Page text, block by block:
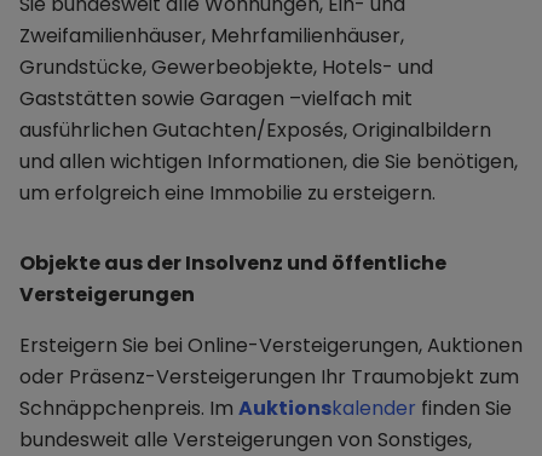
Zweifamilienhäuser, Mehrfamilienhäuser,
Grundstücke, Gewerbeobjekte, Hotels- und
Gaststätten sowie Garagen –vielfach mit
ausführlichen Gutachten/Exposés, Originalbildern
und allen wichtigen Informationen, die Sie benötigen,
um erfolgreich eine Immobilie zu ersteigern.
Objekte aus der Insolvenz und öffentliche
Versteigerungen
Ersteigern Sie bei Online-Versteigerungen, Auktionen
oder Präsenz-Versteigerungen Ihr Traumobjekt zum
Schnäppchenpreis. Im Auktionskalender finden Sie
bundesweit alle Versteigerungen von Sonstiges,